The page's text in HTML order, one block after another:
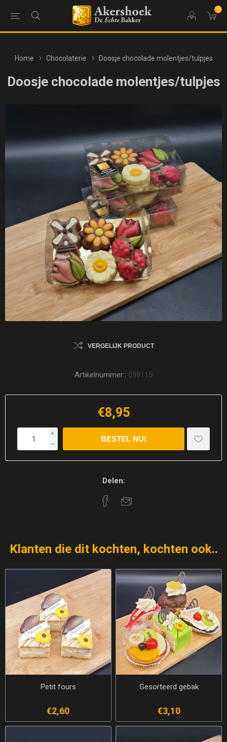
0
Home Chocolaterie Doosje chocolade molentjes/tulpjes
Doosje chocolade molentjes/tulpjes
VERGELIJK PRODUCT
Artikelnummer:: 099115
€8,95
i
h
Delen:
Klanten die dit kochten, kochten ook..
Petit fours
€2,60
Gesorteerd gebak
€3,10